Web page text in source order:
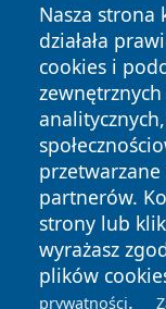
Nasza strona
działała
cookies i
partnerów.
strony lub
wyrażasz
plików
prywatności.
Copyright © 2026
zastrzeżone.
News Autorzy